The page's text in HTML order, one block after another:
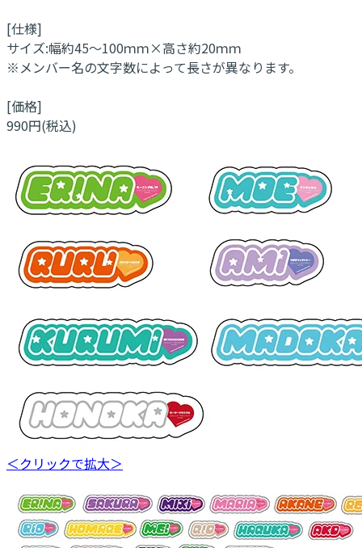
[仕様]
サイズ:幅約45～100ｍｍ×高さ約20ｍｍ
※メンバー名の文字数によって長さが異なります。
[価格]
990円(税込)
＜クリックで拡大＞